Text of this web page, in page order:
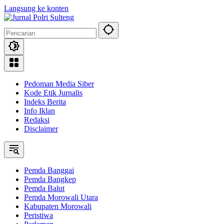
Langsung ke konten
Pedoman Media Siber
Kode Etik Jurnalis
Indeks Berita
Info Iklan
Redaksi
Disclaimer
Pemda Banggai
Pemda Bangkep
Pemda Balut
Pemda Morowali Utara
Kabupaten Morowali
Peristiwa